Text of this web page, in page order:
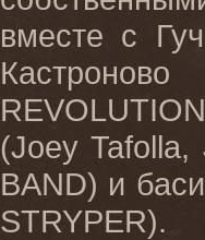
вместе с
REVOLUTION
(Joey Tafolla,
BAND) и
STRYPER).